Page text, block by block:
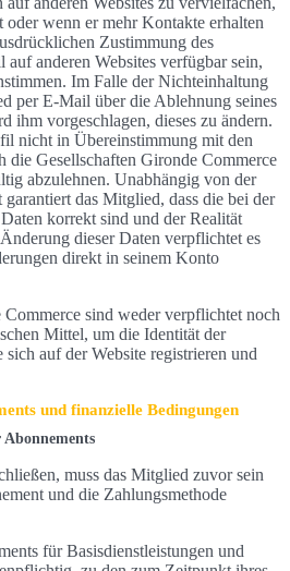
oder wenn er mehr Kontakte erhalten
Zustimmung des
anderen Websites verfügbar sein,
Im Falle der Nichteinhaltung
per E-Mail über die Ablehnung seines
ihm vorgeschlagen, dieses zu ändern.
nicht in Übereinstimmung mit den
die Gesellschaften Gironde Commerce
abzulehnen. Unabhängig von der
das Mitglied, dass die bei der
korrekt sind und der Realität
dieser Daten verpflichtet es
direkt in seinem Konto
sind weder verpflichtet noch
Mittel, um die Identität der
auf der Website registrieren und
und finanzielle Bedingungen
muss das Mitglied zuvor sein
und die Zahlungsmethode
für Basisdienstleistungen und